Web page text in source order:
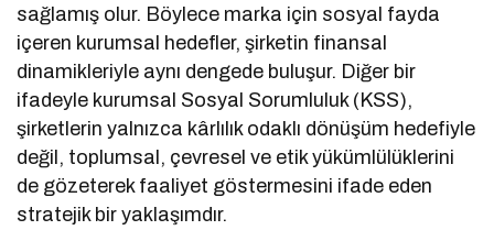
sağlamış olur. Böylece marka için sosyal fayda
içeren kurumsal hedefler, şirketin finansal
dinamikleriyle aynı dengede buluşur. Diğer bir
ifadeyle kurumsal Sosyal Sorumluluk (KSS),
şirketlerin yalnızca kârlılık odaklı dönüşüm hedefiyle
değil, toplumsal, çevresel ve etik yükümlülüklerini
de gözeterek faaliyet göstermesini ifade eden
stratejik bir yaklaşımdır.